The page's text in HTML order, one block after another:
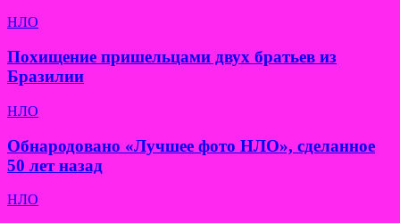
НЛО
Похищение пришельцами двух братьев из
Бразилии
НЛО
Обнародовано «Лучшее фото НЛО», сделанное
50 лет назад
НЛО